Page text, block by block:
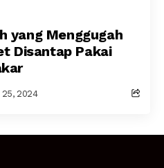
yang Menggugah
Disantap Pakai
2024